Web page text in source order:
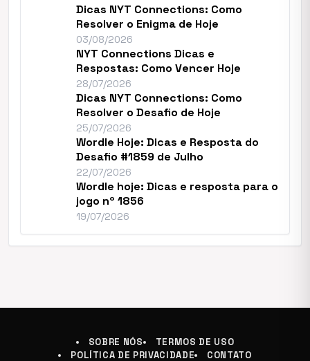
Dicas NYT Connections: Como
Resolver o Enigma de Hoje
03/08/2026
NYT Connections Dicas e
Respostas: Como Vencer Hoje
28/07/2026
Dicas NYT Connections: Como
Resolver o Desafio de Hoje
25/07/2026
Wordle Hoje: Dicas e Resposta do
Desafio #1859 de Julho
22/07/2026
Wordle hoje: Dicas e resposta para o
jogo nº 1856
19/07/2026
SOBRE NÓS
TERMOS DE USO
POLÍTICA DE PRIVACIDADE
CONTATO